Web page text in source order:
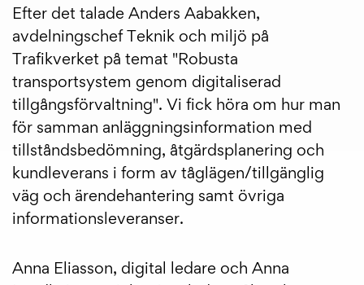
Efter det talade Anders Aabakken,
avdelningschef Teknik och miljö på
Trafikverket på temat "Robusta
transportsystem genom digitaliserad
tillgångsförvaltning". Vi fick höra om hur man
för samman anläggningsinformation med
tillståndsbedömning, åtgärdsplanering och
kundleverans i form av tåglägen/tillgänglig
väg och ärendehantering samt övriga
informationsleveranser.
Anna Eliasson, digital ledare och Anna